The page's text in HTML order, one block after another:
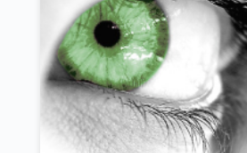
Boissy-Mauvoisin 78200
Boissy-sans-Avoir 78490
Bonnières-sur-Seine 78270
Bougival 78380
Bourdonné
Breuil-Bois-Robert 78930
Les Bréviaires 78610
Brueil-
Buc 78530
Buchelay 78200
Carrières-sous-Poissy 78955